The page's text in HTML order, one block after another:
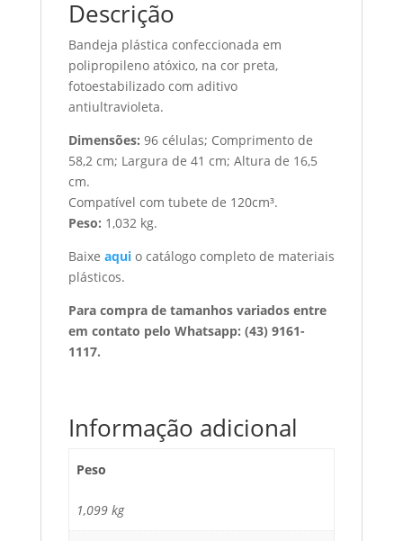
Descrição
Bandeja plástica confeccionada em
polipropileno atóxico, na cor preta,
fotoestabilizado com aditivo
antiultravioleta.
Dimensões: 96 células; Comprimento de
58,2 cm; Largura de 41 cm; Altura de 16,5
cm.
Compatível com tubete de 120cm³.
Peso: 1,032 kg.
Baixe aquio catálogo completo de materiais
plásticos.
Para compra de tamanhos variados entre
em contato pelo Whatsapp: (43) 9161-
1117.
Informação adicional
Peso
1,099 kg